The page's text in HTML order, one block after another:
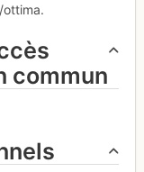
ottima.
commun